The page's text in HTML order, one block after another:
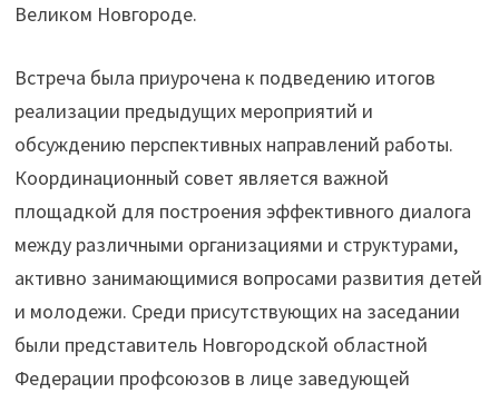
Великом Новгороде.
Встреча была приурочена к подведению итогов
реализации предыдущих мероприятий и
обсуждению перспективных направлений работы.
Координационный совет является важной
площадкой для построения эффективного диалога
между различными организациями и структурами,
активно занимающимися вопросами развития детей
и молодежи. Среди присутствующих на заседании
были представитель Новгородской областной
Федерации профсоюзов в лице заведующей